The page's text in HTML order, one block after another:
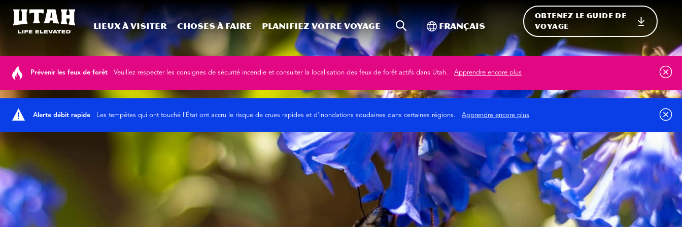
Lieux à visiter Choses à faire Planifiez votre voyage Recherche sur le site
Basculer vers l'international
Français
OBTENEZ LE GUIDE DE
VOYAGE
Prévenir les feux de forêt Veuillez respecter les consignes de sécurité incendie et consulter la localisation des feux de forêt actifs dans Utah. Apprendre encore plus
Alerte débit rapide Les tempêtes qui ont touché l'État ont accru le risque de crues rapides et d'inondations soudaines dans certaines régions. Apprendre encore plus